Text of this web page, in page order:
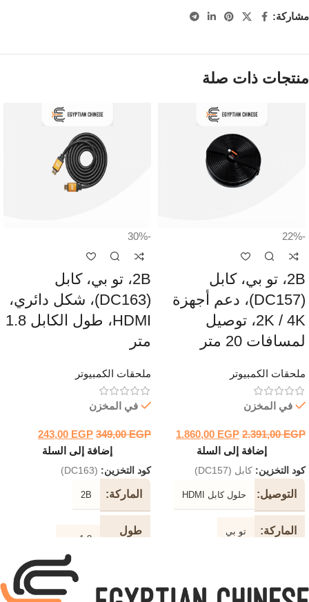
مشاركة:
منتجات ذات صلة
-22%
2B، تو بي، كابل
(DC157)، دعم أجهزة
2K / 4K، توصيل
لمسافات 20 متر
ملحقات الكمبيوتر
في المخزن
2.391,00EGP
1.860,00 EGP
إضافة إلى السلة
كود التخزين: كابل (DC157)
التوصيل حلول كابل HDMI
الماركة تو بي
-30%
2B، تو بي، كابل
(DC163)، شكل دائري،
HDMI، طول الكابل 1.8
متر
ملحقات الكمبيوتر
في المخزن
349,00EGP
243,00 EGP
إضافة إلى السلة
كود التخزين: (DC163)
الماركة 2B
طول
1.8 متر
الكابل